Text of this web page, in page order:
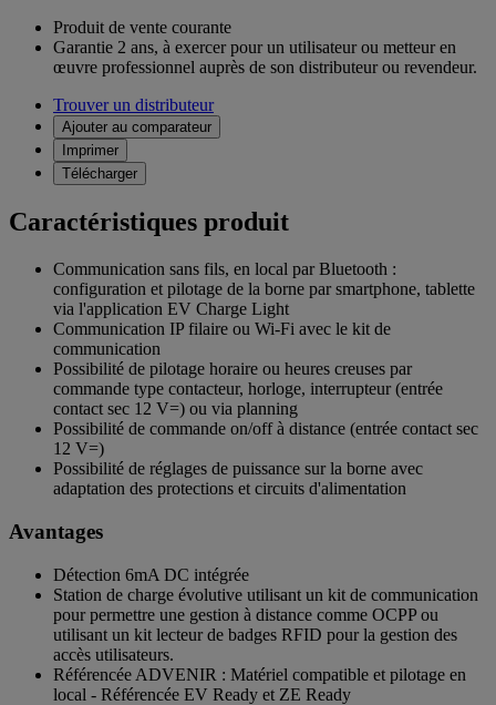
Produit de vente courante
Garantie 2 ans, à exercer pour un utilisateur ou metteur en
œuvre professionnel auprès de son distributeur ou revendeur.
Trouver un distributeur
Ajouter au comparateur
Imprimer
Télécharger
Caractéristiques produit
Communication sans fils, en local par Bluetooth :
configuration et pilotage de la borne par smartphone, tablette
via l'application EV Charge Light
Communication IP filaire ou Wi-Fi avec le kit de
communication
Possibilité de pilotage horaire ou heures creuses par
commande type contacteur, horloge, interrupteur (entrée
contact sec 12 V=) ou via planning
Possibilité de commande on/off à distance (entrée contact sec
12 V=)
Possibilité de réglages de puissance sur la borne avec
adaptation des protections et circuits d'alimentation
Avantages
Détection 6mA DC intégrée
Station de charge évolutive utilisant un kit de communication
pour permettre une gestion à distance comme OCPP ou
utilisant un kit lecteur de badges RFID pour la gestion des
accès utilisateurs.
Référencée ADVENIR : Matériel compatible et pilotage en
local - Référencée EV Ready et ZE Ready